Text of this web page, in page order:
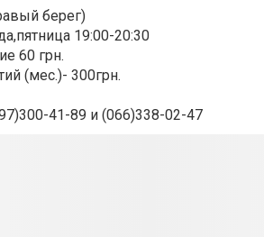
берег)
19:00-20:30
60 грн.
(мес.)- 300грн.
41-89 и (066)338-02-47